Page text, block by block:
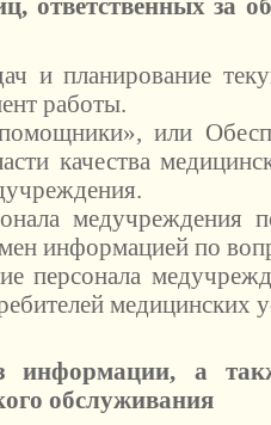
ответственных за
и планирование
работы.
или
качества
информацией по
персонала
медицинских
а
обслуживания